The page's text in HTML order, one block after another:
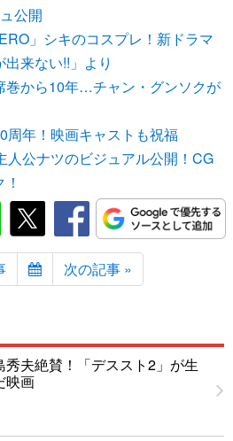
公開
」シキのコスプレ！新ドラマ
出来ない!!」より
巻から10年…チャン・グンソクが
周年！映画キャストも祝福
人公ナツのビジュアル公開！CG
次の記事 »
秀夫絶賛！「デススト2」が生
映画